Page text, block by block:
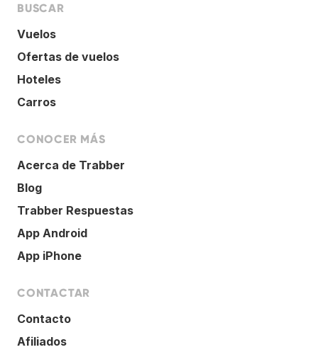
BUSCAR
Vuelos
Ofertas de vuelos
Hoteles
Carros
CONOCER MÁS
Acerca de Trabber
Blog
Trabber Respuestas
App Android
App iPhone
CONTACTAR
Contacto
Afiliados